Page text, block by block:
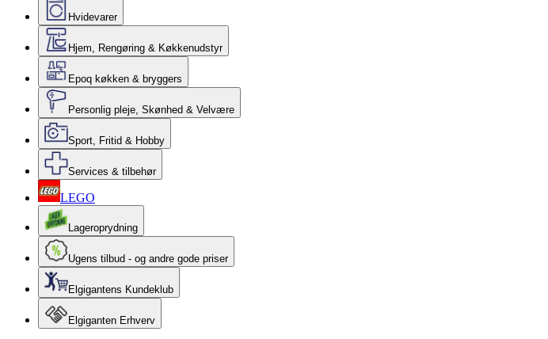
Hvidevarer
Hjem, Rengøring & Køkkenudstyr
Epoq køkken & bryggers
Personlig pleje, Skønhed & Velvære
Sport, Fritid & Hobby
Services & tilbehør
LEGO
Lageroprydning
Ugens tilbud - og andre gode priser
Elgigantens Kundeklub
Elgiganten Erhverv